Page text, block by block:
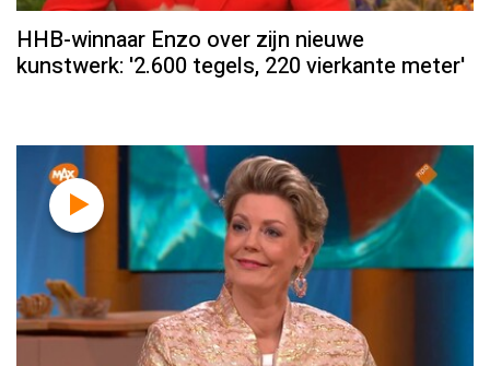
HHB-winnaar Enzo over zijn nieuwe
kunstwerk: '2.600 tegels, 220 vierkante meter'